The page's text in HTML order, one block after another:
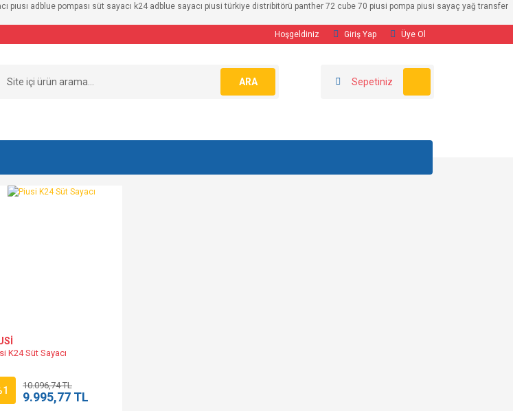
adblue pompası süt sayacı k24 adblue sayacı piusi türkiye distribitörü panther 72 cube 70 piusi pompa piusi sayaç yağ transfer
Hoşgeldiniz
Giriş Yap Üye Ol
ARA Sepetiniz
K24 Süt Sayacı
10.096,74 TL
9.995,77 TL